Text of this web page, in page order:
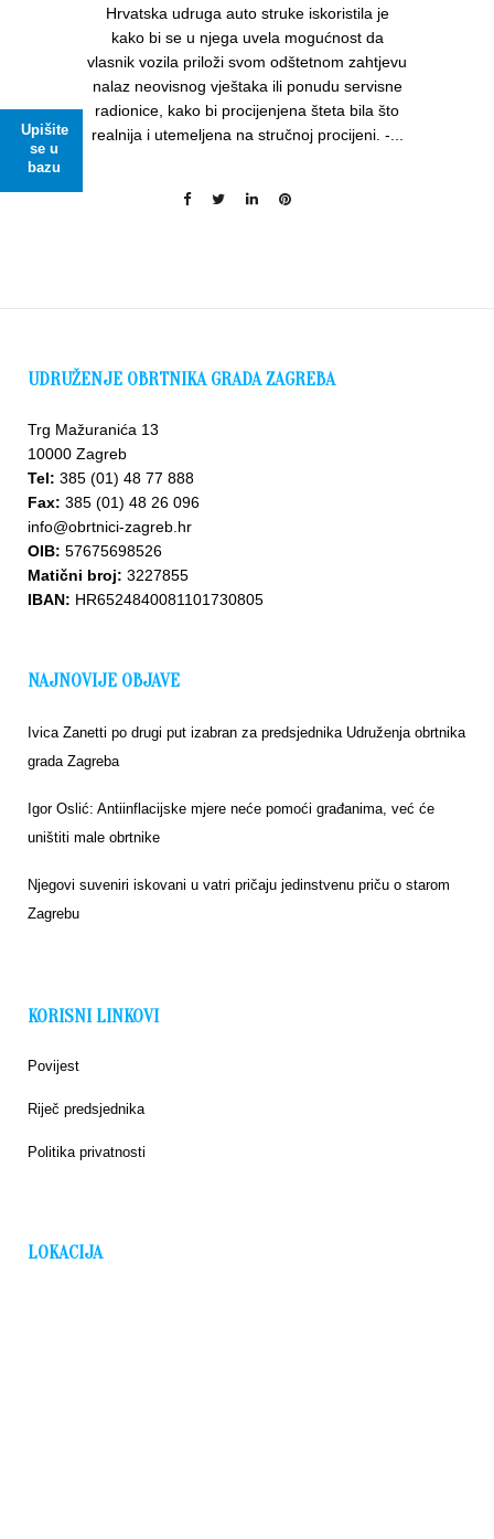
Upišite
se u
bazu
Hrvatska udruga auto struke iskoristila je
kako bi se u njega uvela mogućnost da
vlasnik vozila priloži svom odštetnom zahtjevu
nalaz neovisnog vještaka ili ponudu servisne
radionice, kako bi procijenjena šteta bila što
realnija i utemeljena na stručnoj procijeni. -...
UDRUŽENJE OBRTNIKA GRADA ZAGREBA
Trg Mažuranića 13
10000 Zagreb
Tel: 385 (01) 48 77 888
Fax: 385 (01) 48 26 096
info@obrtnici-zagreb.hr
OIB: 57675698526
Matični broj: 3227855
IBAN: HR6524840081101730805
NAJNOVIJE OBJAVE
Ivica Zanetti po drugi put izabran za predsjednika Udruženja obrtnika
grada Zagreba
Igor Oslić: Antiinflacijske mjere neće pomoći građanima, već će
uništiti male obrtnike
Njegovi suveniri iskovani u vatri pričaju jedinstvenu priču o starom
Zagrebu
KORISNI LINKOVI
Povijest
Riječ predsjednika
Politika privatnosti
LOKACIJA